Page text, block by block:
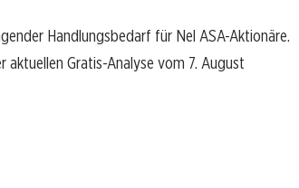
Handlungsbedarf für Nel ASA-Aktionäre.
aktuellen Gratis-Analyse vom 7. August